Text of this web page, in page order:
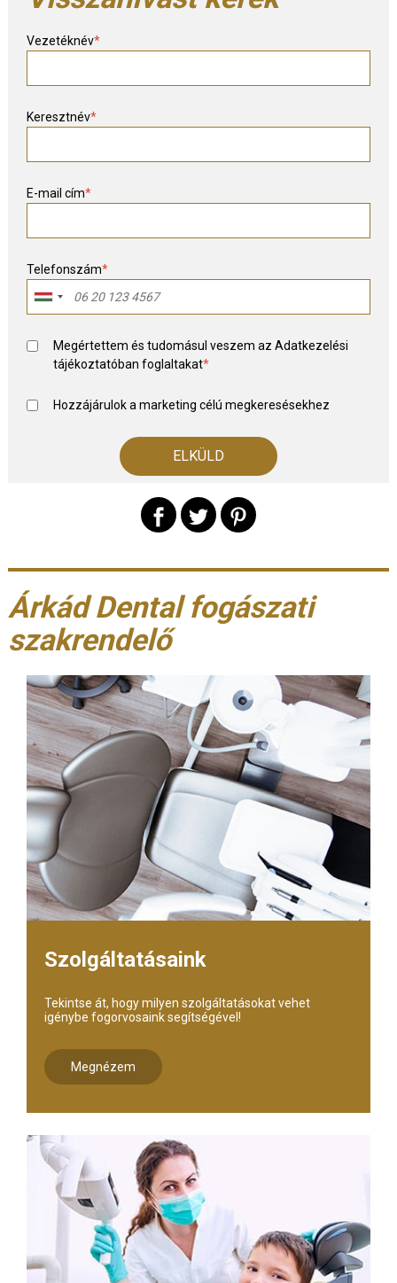
Vezetéknév*
Keresztnév*
E-mail cím*
Telefonszám*
Megértettem és tudomásul veszem azAdatkezelési
tájékoztatóban foglaltakat*
Hozzájárulok a marketing célú megkeresésekhez
Árkád Dental fogászati
szakrendelő
Szolgáltatásaink
Tekintse át, hogy milyen szolgáltatásokat vehet
igénybe fogorvosaink segítségével!
Megnézem